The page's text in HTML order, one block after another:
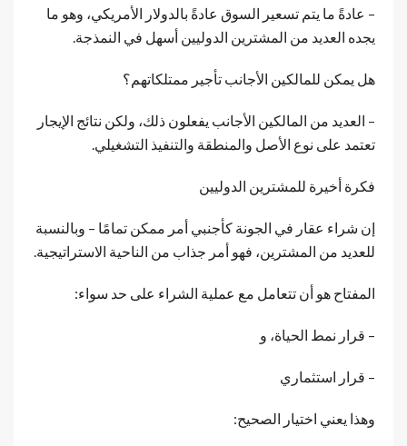
– عادةً ما يتم تسعير السوق عادةً بالدولار الأمريكي، وهو ما
يجده العديد من المشترين الدوليين أسهل في النمذجة.
هل يمكن للمالكين الأجانب تأجير ممتلكاتهم؟
– العديد من المالكين الأجانب يفعلون ذلك، ولكن نتائج الإيجار
تعتمد على نوع الأصل والمنطقة والتنفيذ التشغيلي.
فكرة أخيرة للمشترين الدوليين
إن شراء عقار في الجونة كأجنبي أمر ممكن تمامًا – وبالنسبة
للعديد من المشترين، فهو أمر جذاب من الناحية الاستراتيجية.
المفتاح هو أن تتعامل مع عملية الشراء على حد سواء:
– قرار نمط الحياة، و
– قرار استثماري
وهذا يعني اختيار الصحيح: